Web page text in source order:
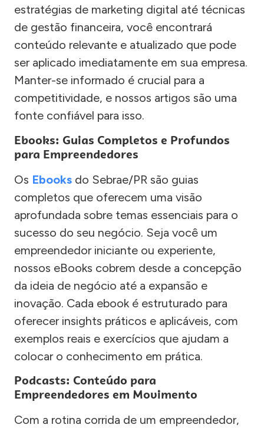
estratégias de marketing digital até técnicas
de gestão financeira, você encontrará
conteúdo relevante e atualizado que pode
ser aplicado imediatamente em sua empresa.
Manter-se informado é crucial para a
competitividade, e nossos artigos são uma
fonte confiável para isso.
Ebooks: Guias Completos e Profundos
para Empreendedores
Os Ebooks do Sebrae/PR são guias
completos que oferecem uma visão
aprofundada sobre temas essenciais para o
sucesso do seu negócio. Seja você um
empreendedor iniciante ou experiente,
nossos eBooks cobrem desde a concepção
da ideia de negócio até a expansão e
inovação. Cada ebook é estruturado para
oferecer insights práticos e aplicáveis, com
exemplos reais e exercícios que ajudam a
colocar o conhecimento em prática.
Podcasts: Conteúdo para
Empreendedores em Movimento
Com a rotina corrida de um empreendedor,